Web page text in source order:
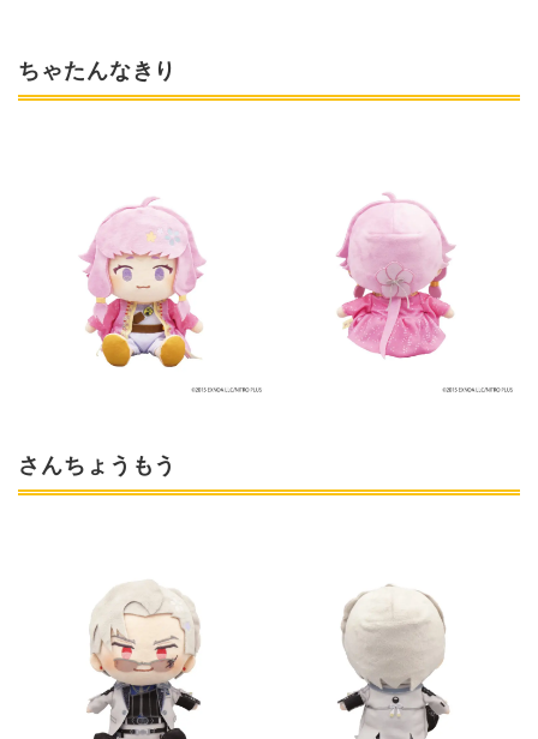
ちゃたんなきり
さんちょうもう